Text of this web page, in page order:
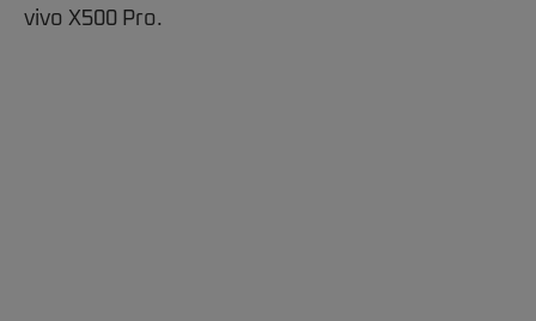
vivo X500 Pro.